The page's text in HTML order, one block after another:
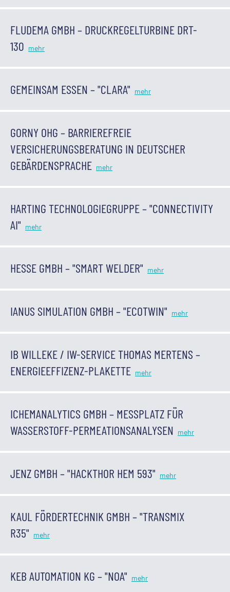
FLUDEMA GMBH – DRUCKREGELTURBINE DRT-
130
GEMEINSAM ESSEN – "CLARA"
GORNY OHG – BARRIEREFREIE
VERSICHERUNGSBERATUNG IN DEUTSCHER
GEBÄRDENSPRACHE
HARTING TECHNOLOGIEGRUPPE – "CONNECTIVITY
AI"
HESSE GMBH – "SMART WELDER"
IANUS SIMULATION GMBH – "ECOTWIN"
IB WILLEKE / IW-SERVICE THOMAS MERTENS –
ENERGIEEFFIZENZ-PLAKETTE
ICHEMANALYTICS GMBH – MESSPLATZ FÜR
WASSERSTOFF-PERMEATIONSANALYSEN
JENZ GMBH – "HACKTHOR HEM 593"
KAUL FÖRDERTECHNIK GMBH – "TRANSMIX
R35"
KEB AUTOMATION KG – "NOA"